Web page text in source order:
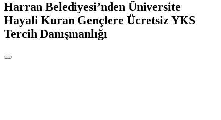
Harran Belediyesi’nden Üniversite
Hayali Kuran Gençlere Ücretsiz YKS
Tercih Danışmanlığı